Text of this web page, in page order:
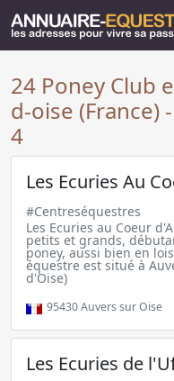
24 Poney Club
d-oise (France)
4
Les Ecuries Au
#Centreséquestres
Les Ecuries au Coeur
petits et grands,
poney, aussi bien en
équestre est situé à
d'Oise)
95430Auvers sur Oise
Les Ecuries de